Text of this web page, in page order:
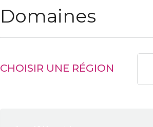
Domaines
CHOISIR UNE RÉGION